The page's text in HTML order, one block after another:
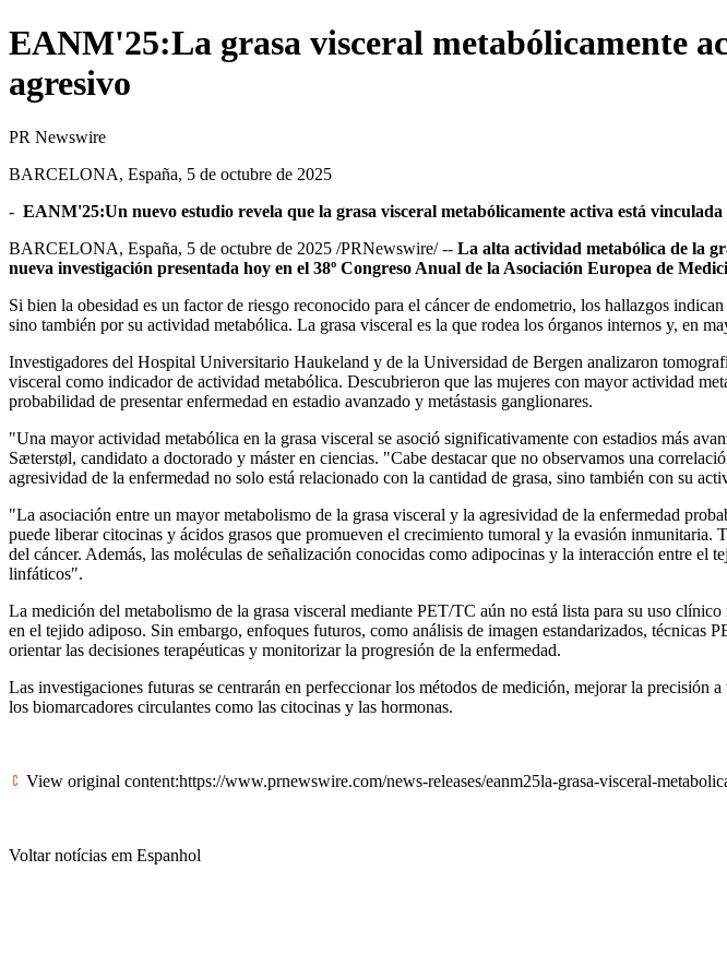
EANM'25:La grasa visceral metabólicamente
agresivo
PR Newswire
BARCELONA, España, 5 de octubre de 2025
- EANM'25:Un nuevo estudio revela que la grasa visceral metabólicamente activa está
BARCELONA, España, 5 de octubre de 2025 /PRNewswire/ -- La alta actividad metabólica de la
nueva investigación presentada hoy en el 38º Congreso Anual de la Asociación Europea de
Si bien la obesidad es un factor de riesgo reconocido para el cáncer de endometrio, los hallazgos
sino también por su actividad metabólica. La grasa visceral es la que rodea los órganos internos y, en
Investigadores del Hospital Universitario Haukeland y de la Universidad de Bergen analizaron
visceral como indicador de actividad metabólica. Descubrieron que las mujeres con mayor actividad
probabilidad de presentar enfermedad en estadio avanzado y metástasis ganglionares.
"Una mayor actividad metabólica en la grasa visceral se asoció significativamente con estadios más
Sæterstøl, candidato a doctorado y máster en ciencias. "Cabe destacar que no observamos una
agresividad de la enfermedad no solo está relacionado con la cantidad de grasa, sino también con su
"La asociación entre un mayor metabolismo de la grasa visceral y la agresividad de la enfermedad
puede liberar citocinas y ácidos grasos que promueven el crecimiento tumoral y la evasión
del cáncer. Además, las moléculas de señalización conocidas como adipocinas y la interacción entre
linfáticos".
La medición del metabolismo de la grasa visceral mediante PET/TC aún no está lista para su uso
en el tejido adiposo. Sin embargo, enfoques futuros, como análisis de imagen estandarizados,
orientar las decisiones terapéuticas y monitorizar la progresión de la enfermedad.
Las investigaciones futuras se centrarán en perfeccionar los métodos de medición, mejorar la
los biomarcadores circulantes como las citocinas y las hormonas.
View original content:https://www.prnewswire.com/news-releases/eanm25la-grasa-visceral-
Voltar notícias em Espanhol